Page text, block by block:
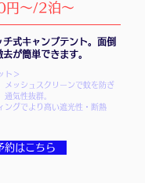
～/2泊～
式キャンプテント。面倒
が簡単できます。
ト＞
メッシュスクリーンで蚊を防ぎ
通気性抜群。
ングでより高い遮光性・断熱
約はこちら